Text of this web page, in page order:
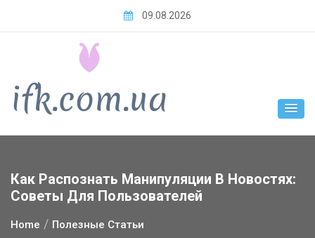
09.08.2026
Как Распознать Манипуляции В Новостях:
Советы Для Пользователей
Home Полезные Статьи